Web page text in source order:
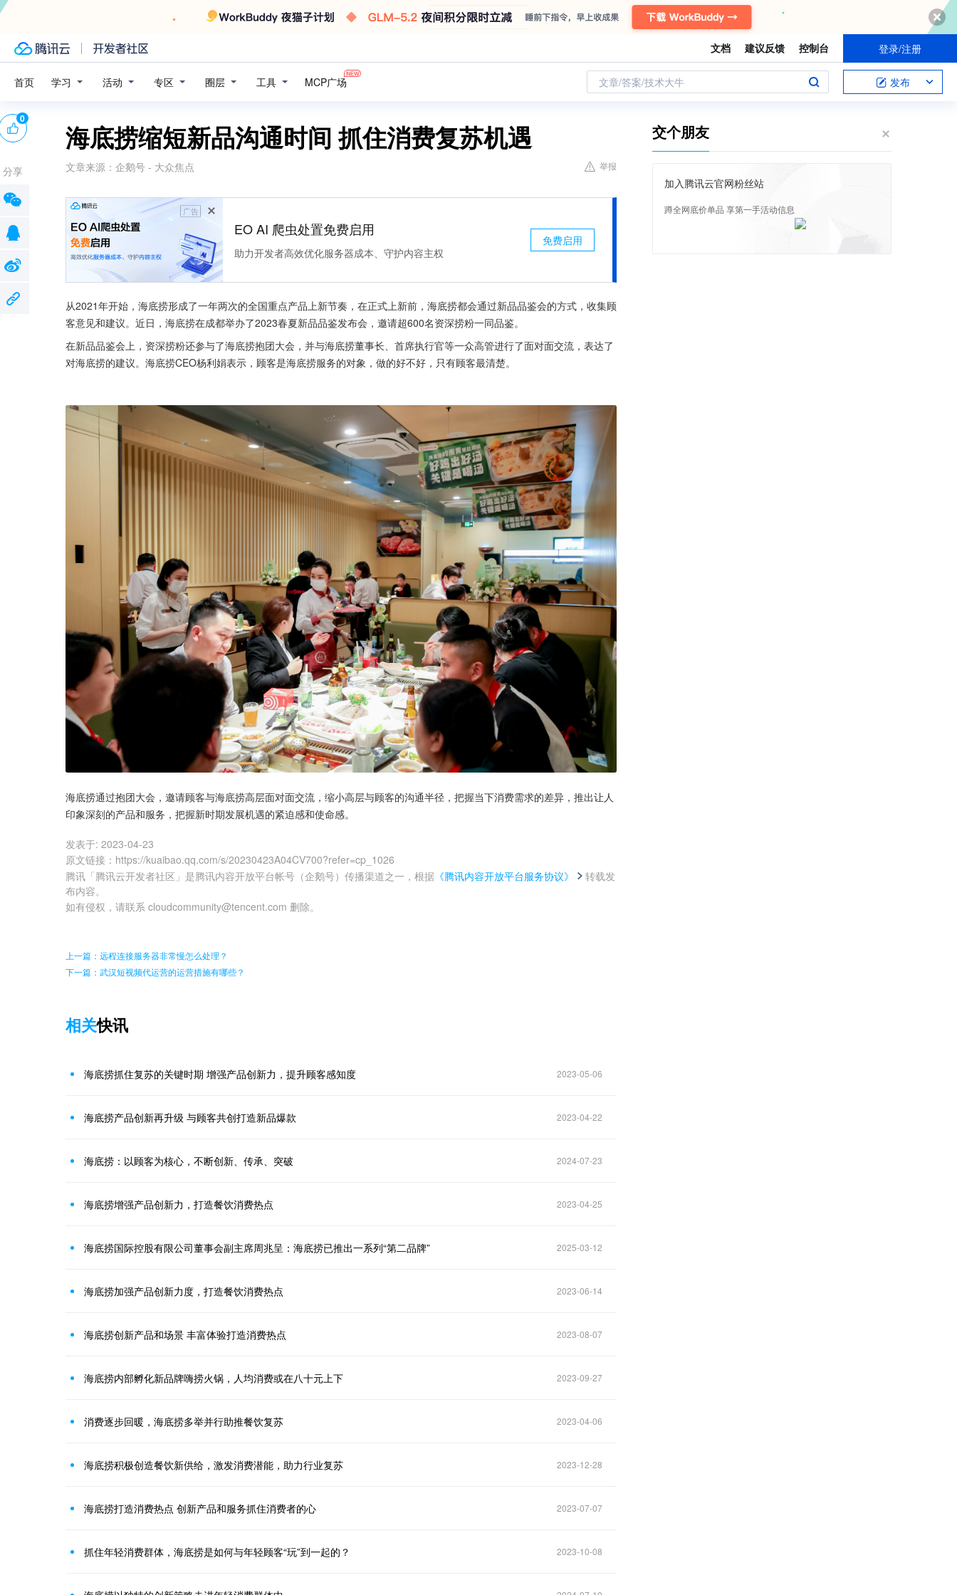
文档 建议反馈 控制台 登录/注册
首页 学习 活动 专区 圈层 工具 MCP广场 文章/答案/技术大牛 发布
海底捞缩短新品沟通时间 抓住消费复苏机遇
文章来源： 企鹅号 - 大众焦点 举报
广告
EO AI 爬虫处置免费启用
助力开发者高效优化服务器成本、守护内容主权
免费启用
从2021年开始，海底捞形成了一年两次的全国重点产品上新节奏，在正式上新前，海底捞都会通过新品品鉴会的方式，收集顾
客意见和建议。近日，海底捞在成都举办了2023春夏新品品鉴发布会，邀请超600名资深捞粉一同品鉴。
在新品品鉴会上，资深捞粉还参与了海底捞抱团大会，并与海底捞董事长、首席执行官等一众高管进行了面对面交流，表达了
对海底捞的建议。海底捞CEO杨利娟表示，顾客是海底捞服务的对象，做的好不好，只有顾客最清楚。
海底捞通过抱团大会，邀请顾客与海底捞高层面对面交流，缩小高层与顾客的沟通半径，把握当下消费需求的差异，推出让人
印象深刻的产品和服务，把握新时期发展机遇的紧迫感和使命感。
发表于: 2023-04-23
原文链接 ： https://kuaibao.qq.com/s/20230423A04CV700?refer=cp_1026
腾讯「腾讯云开发者社区」是腾讯内容开放平台帐号（企鹅号）传播渠道之一，根据 《腾讯内容开放平台服务协议》
转载发
布内容。
如有侵权，请联系 cloudcommunity@tencent.com 删除。
0
分享
上一篇：远程连接服务器非常慢怎么处理？
下一篇：武汉短视频代运营的运营措施有哪些？
相关快讯
海底捞抓住复苏的关键时期 增强产品创新力，提升顾客感知度 2023-05-06
海底捞产品创新再升级 与顾客共创打造新品爆款 2023-04-22
海底捞：以顾客为核心，不断创新、传承、突破 2024-07-23
海底捞增强产品创新力，打造餐饮消费热点 2023-04-25
海底捞国际控股有限公司董事会副主席周兆呈：海底捞已推出一系列“第二品牌” 2025-03-12
海底捞加强产品创新力度，打造餐饮消费热点 2023-06-14
海底捞创新产品和场景 丰富体验打造消费热点 2023-08-07
海底捞内部孵化新品牌嗨捞火锅，人均消费或在八十元上下 2023-09-27
消费逐步回暖，海底捞多举并行助推餐饮复苏 2023-04-06
海底捞积极创造餐饮新供给，激发消费潜能，助力行业复苏 2023-12-28
海底捞打造消费热点 创新产品和服务抓住消费者的心 2023-07-07
抓住年轻消费群体，海底捞是如何与年轻顾客“玩”到一起的？ 2023-10-08
交个朋友
加入腾讯云官网粉丝站
蹲全网底价单品 享第一手活动信息